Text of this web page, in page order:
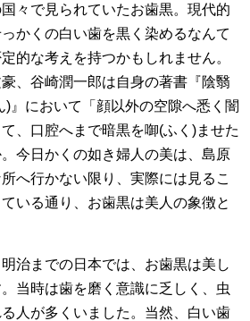
々で見られていたお歯黒。現代的
かくの白い歯を黒く染めるなんて
的な考えを持つかもしれません。
、谷崎潤一郎は自身の著書『陰翳
』において「顔以外の空隙へ悉く闇
、口腔へまで暗黒を啣(ふく)ませた
今日かくの如き婦人の美は、島原
へ行かない限り、実際には見るこ
いる通り、お歯黒は美人の象徴と
治までの日本では、お歯黒は美し
当時は歯を磨く意識に乏しく、虫
人が多くいました。当然、白い歯